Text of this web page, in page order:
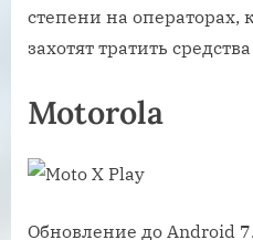
степени на операторах,
захотят тратить
Motorola
Обновление до Android